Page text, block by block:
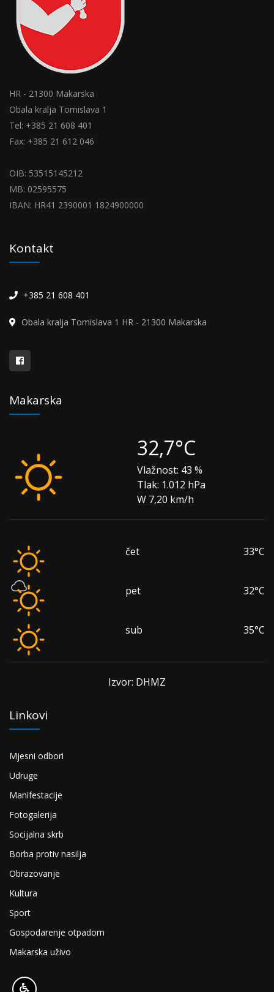
HR - 21300 Makarska
Obala kralja Tomislava 1
Tel: +385 21 608 401
Fax: +385 21 612 046
OIB: 53515145212
MB: 02595575
IBAN: HR41 2390001 1824900000
Kontakt
+385 21 608 401
Obala kralja Tomislava 1 HR - 21300 Makarska
Makarska
32,7°C
Vlažnost: 43 %
Tlak: 1.012 hPa
W 7,20 km/h
čet 33°C
pet 32°C
sub 35°C
Izvor: DHMZ
Linkovi
Mjesni odbori
Udruge
Manifestacije
Fotogalerija
Socijalna skrb
Borba protiv nasilja
Obrazovanje
Kultura
Sport
Gospodarenje otpadom
Makarska uživo